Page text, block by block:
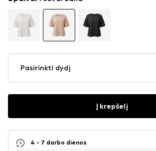
Pasirinkti dydį
Į krepšelį
4 - 7 darbo dienos